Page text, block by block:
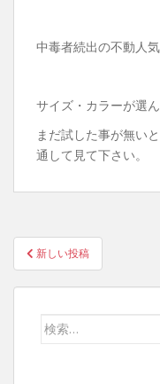
中毒者続出の不動人気
サイズ・カラーが選
まだ試した事が無い
通して見て下さい。
投
稿
の
新しい投稿
検